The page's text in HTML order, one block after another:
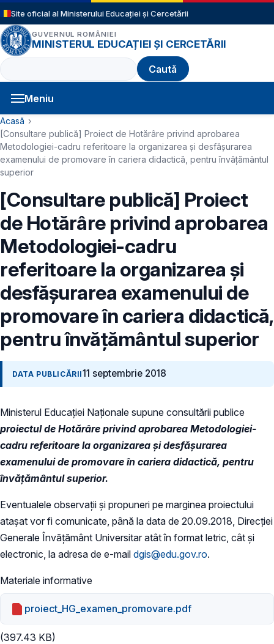
Sari la conținutul principal
Site oficial al Ministerului Educației și Cercetării
GUVERNUL ROMÂNIEI
MINISTERUL EDUCAȚIEI ȘI CERCETĂRII
Caută
Meniu
Navigație principală
Cale de navigare
Acasă
[Consultare publică] Proiect de Hotărâre privind aprobarea
Metodologiei-cadru referitoare la organizarea și desfășurarea
examenului de promovare în cariera didactică, pentru învăţământul
superior
[Consultare publică] Proiect
de Hotărâre privind aprobarea
Metodologiei-cadru
referitoare la organizarea și
desfășurarea examenului de
promovare în cariera didactică,
pentru învăţământul superior
DATA PUBLICĂRII11 septembrie 2018
Ministerul Educației Naționale supune consultării publice
proiectul de Hotărâre privind aprobarea Metodologiei-
cadru referitoare la organizarea și desfășurarea
examenului de promovare în cariera didactică, pentru
învăţământul superior.
Eventualele observații și propuneri pe marginea proiectului
atașat vor fi comunicate, până la data de 20.09.2018, Direcției
Generale Învățământ Universitar atât în format letric, cât și
electronic, la adresa de e-mail dgis@edu.gov.ro.
Materiale informative
proiect_HG_examen_promovare.pdf
(397.43 KB)